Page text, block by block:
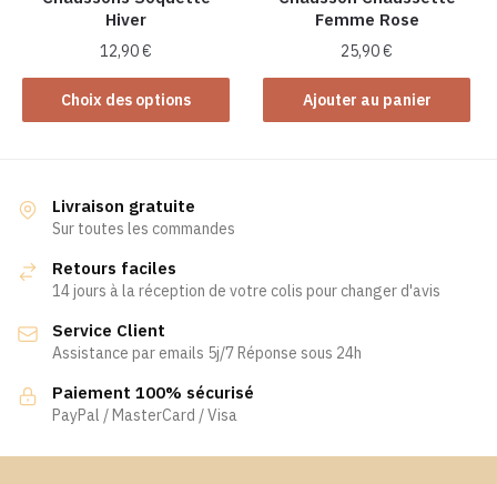
page
du
produit
Hiver
12,90€
Choix des options
Ce
produit
variations.
Les
peuvent
choisies
sur
la
page
Femme Rose
25,90€
Ajouter au panier
Livraison gratuite
Sur toutes les commandes
Retours faciles
14 jours à la réception de votre colis pour changer d'avis
Service Client
Assistance par emails 5j/7 Réponse sous 24h
Paiement 100% sécurisé
PayPal / MasterCard / Visa